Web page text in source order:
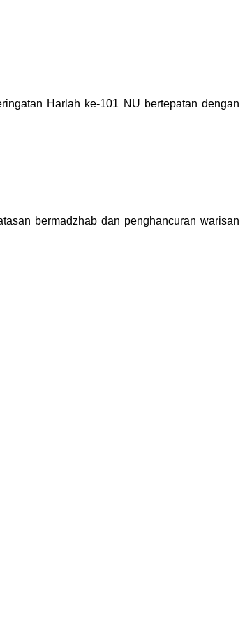
Harlah ke-101 NU bertepatan dengan
bermadzhab dan penghancuran warisan